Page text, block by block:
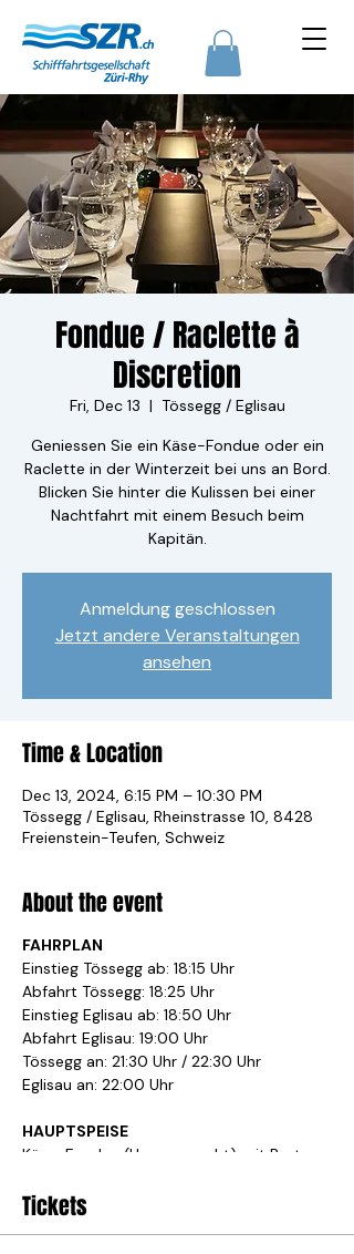
Fondue / Raclette à
Discretion
Fri, Dec 13
  |
Tössegg / Eglisau
Geniessen Sie ein Käse-Fondue oder ein
Raclette in der Winterzeit bei uns an Bord.
Blicken Sie hinter die Kulissen bei einer
Nachtfahrt mit einem Besuch beim
Kapitän.
Anmeldung geschlossen
Jetzt andere Veranstaltungen
ansehen
Time & Location
Dec 13, 2024, 6:15 PM – 10:30 PM
Tössegg / Eglisau, Rheinstrasse 10, 8428
Freienstein-Teufen, Schweiz
About the event
FAHRPLAN
Einstieg Tössegg ab: 18:15 Uhr
Abfahrt Tössegg: 18:25 Uhr
Einstieg Eglisau ab: 18:50 Uhr
Abfahrt Eglisau: 19:00 Uhr
Tössegg an: 21:30 Uhr / 22:30 Uhr
Eglisau an: 22:00 Uhr
HAUPTSPEISE
Käse-Fondue (Hausgemacht) mit Brot,
Tomatenwürfel und Essiggürkli
oder
Tickets